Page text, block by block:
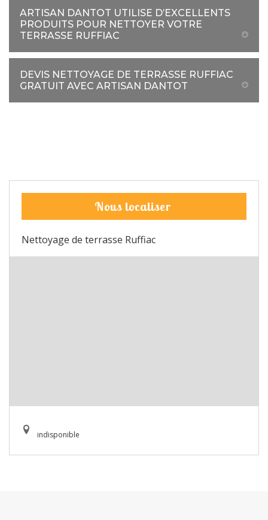
ARTISAN DANTOT UTILISE D’EXCELLENTS
PRODUITS POUR NETTOYER VOTRE
TERRASSE RUFFIAC
DEVIS NETTOYAGE DE TERRASSE RUFFIAC
GRATUIT AVEC ARTISAN DANTOT
Nous localiser
Nettoyage de terrasse Ruffiac
indisponible